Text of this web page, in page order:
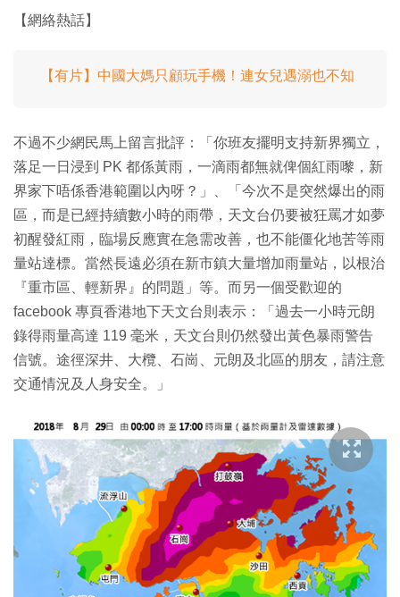
【網絡熱話】
【有片】中國大媽只顧玩手機！連女兒遇溺也不知
不過不少網民馬上留言批評：「你班友擺明支持新界獨立，
落足一日浸到 PK 都係黃雨，一滴雨都無就俾個紅雨嚟，新
界家下唔係香港範圍以內呀？」、「今次不是突然爆出的雨
區，而是已經持續數小時的雨帶，天文台仍要被狂罵才如夢
初醒發紅雨，臨場反應實在急需改善，也不能僵化地苦等雨
量站達標。當然長遠必須在新市鎮大量增加雨量站，以根治
『重市區、輕新界』的問題」等。而另一個受歡迎的
facebook 專頁香港地下天文台則表示：「過去一小時元朗
錄得雨量高達 119 毫米，天文台則仍然發出黃色暴雨警告
信號。途徑深井、大欖、石崗、元朗及北區的朋友，請注意
交通情況及人身安全。」